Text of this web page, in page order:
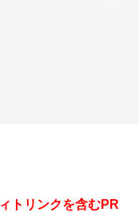
トリンクを含むPR